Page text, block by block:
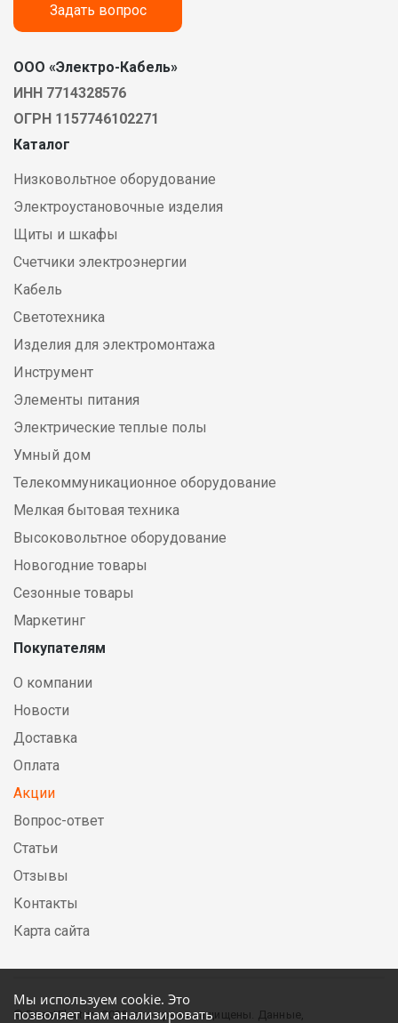
Мы используем cookie. Это
позволяет нам анализировать
Задать вопрос
ООО «Электро-Кабель»
ИНН 7714328576
ОГРН 1157746102271
Каталог
Низковольтное оборудование
Электроустановочные изделия
Щиты и шкафы
Счетчики электроэнергии
Кабель
Светотехника
Изделия для электромонтажа
Инструмент
Элементы питания
Электрические теплые полы
Умный дом
Телекоммуникационное оборудование
Мелкая бытовая техника
Высоковольтное оборудование
Новогодние товары
Сезонные товары
Маркетинг
Покупателям
О компании
Новости
Доставка
Оплата
Акции
Вопрос-ответ
Статьи
Отзывы
Контакты
Карта сайта
© DirectElectric, 2026, все права защищены. Данные,